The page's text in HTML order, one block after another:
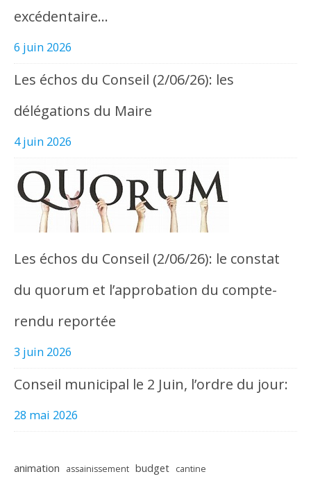
excédentaire…
6 juin 2026
Les échos du Conseil (2/06/26): les
délégations du Maire
4 juin 2026
Les échos du Conseil (2/06/26): le constat
du quorum et l’approbation du compte-
rendu reportée
3 juin 2026
Conseil municipal le 2 Juin, l’ordre du jour:
28 mai 2026
animation assainissement budget cantine